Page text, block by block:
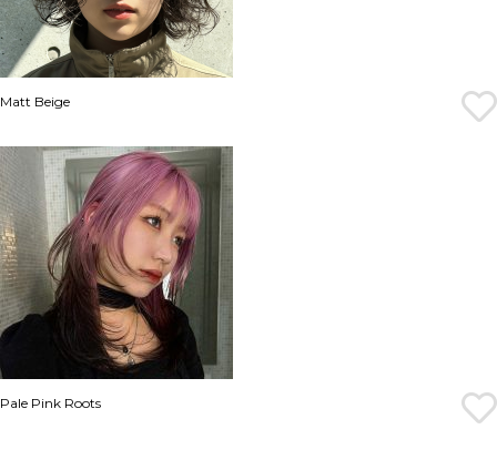
Matt Beige
Pale Pink Roots